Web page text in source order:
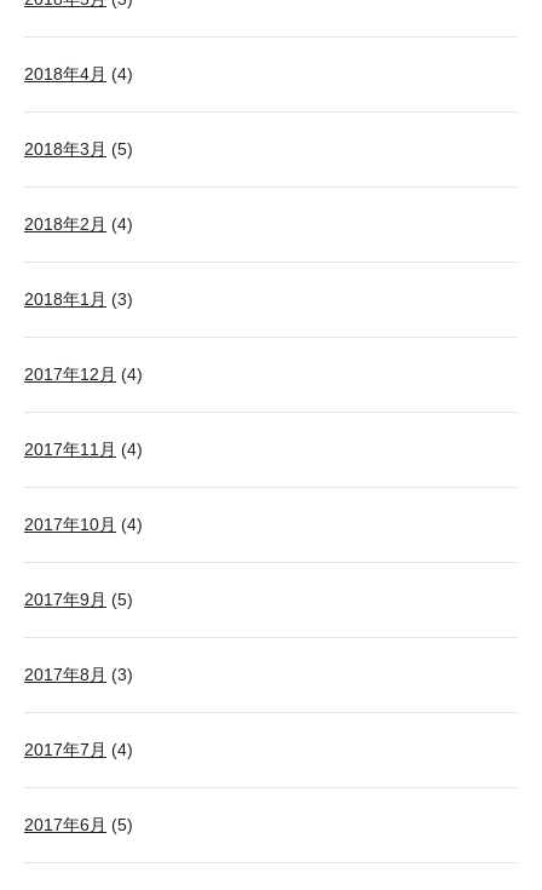
2018年4月 (4)
2018年3月 (5)
2018年2月 (4)
2018年1月 (3)
2017年12月 (4)
2017年11月 (4)
2017年10月 (4)
2017年9月 (5)
2017年8月 (3)
2017年7月 (4)
2017年6月 (5)